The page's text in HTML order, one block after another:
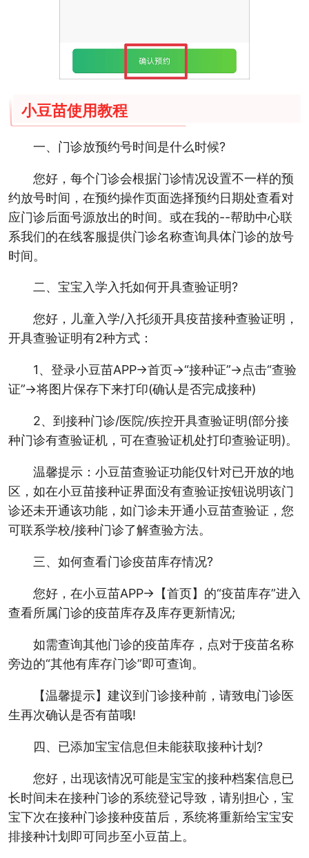
小豆苗使用教程
一、门诊放预约号时间是什么时候?
您好，每个门诊会根据门诊情况设置不一样的预
约放号时间，在预约操作页面选择预约日期处查看对
应门诊后面号源放出的时间。或在我的--帮助中心联
系我们的在线客服提供门诊名称查询具体门诊的放号
时间。
二、宝宝入学入托如何开具查验证明?
您好，儿童入学/入托须开具疫苗接种查验证明，
开具查验证明有2种方式：
1、登录小豆苗APP→首页→“接种证”→点击“查验
证”→将图片保存下来打印(确认是否完成接种)
2、到接种门诊/医院/疾控开具查验证明(部分接
种门诊有查验证机，可在查验证机处打印查验证明)。
温馨提示：小豆苗查验证功能仅针对已开放的地
区，如在小豆苗接种证界面没有查验证按钮说明该门
诊还未开通该功能，如门诊未开通小豆苗查验证，您
可联系学校/接种门诊了解查验方法。
三、如何查看门诊疫苗库存情况?
您好，在小豆苗APP→【首页】的“疫苗库存”进入
查看所属门诊的疫苗库存及库存更新情况;
如需查询其他门诊的疫苗库存，点对于疫苗名称
旁边的“其他有库存门诊”即可查询。
【温馨提示】建议到门诊接种前，请致电门诊医
生再次确认是否有苗哦!
四、已添加宝宝信息但未能获取接种计划?
您好，出现该情况可能是宝宝的接种档案信息已
长时间未在接种门诊的系统登记导致，请别担心，宝
宝下次在接种门诊接种疫苗后，系统将重新给宝宝安
排接种计划即可同步至小豆苗上。